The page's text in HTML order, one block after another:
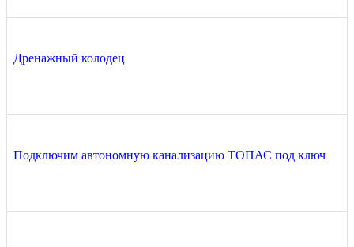
Дренажный колодец
Подключим автономную канализацию ТОПАС под ключ